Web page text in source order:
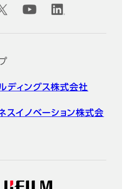
ディングス株式会社
スイノベーション株式会